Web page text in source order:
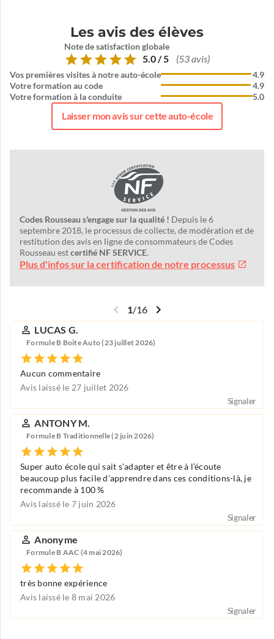
Les avis des élèves
Note de satisfaction globale
5.0 / 5 (53 avis)
Vos premières visites à notre auto-école
Votre formation au code
Votre formation à la conduite
4.9
4.9
5.0
Laisser mon avis sur cette auto-école
Codes Rousseau s'engage sur la qualité ! Depuis le 6
septembre 2018, le processus de collecte, de modération et de
restitution des avis en ligne de consommateurs de Codes
Rousseau estcertifié NF SERVICE.
Plus d'infos sur la certification de notre processus
1/16
LUCAS G.
Formule B Boite Auto (23 juillet 2026)
Aucun commentaire
Avis laissé le 27 juillet 2026
Signaler
ANTONY M.
Formule B Traditionnelle (2 juin 2026)
Super auto école qui sait s’adapter et être à l’écoute
beaucoup plus facile d’apprendre dans ces conditions-là, je
recommande à 100 %
Avis laissé le 7 juin 2026
Signaler
Anonyme
Formule B AAC (4 mai 2026)
très bonne expérience
Avis laissé le 8 mai 2026
Signaler